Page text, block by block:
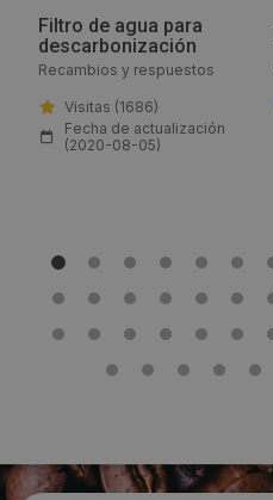
Email:
info@gev-online.es
Web:
Filtro de agua para
descarbonización
Recambios y respuestos
Visitas (1686)
Fecha de actualización
(2020-08-05)